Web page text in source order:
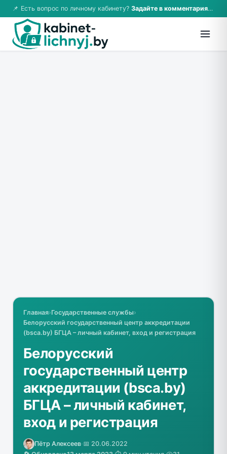
📌 Есть вопрос по личному кабинету? Задайте в комментариях — ответим!
Главная›Государственные службы›
Белорусский государственный центр аккредитации
(bsca.by) БГЦА – личный кабинет, вход и регистрация
Белорусский
государственный центр
аккредитации (bsca.by)
БГЦА – личный кабинет,
вход и регистрация
Пётр Алексеев·📅 20.06.2022